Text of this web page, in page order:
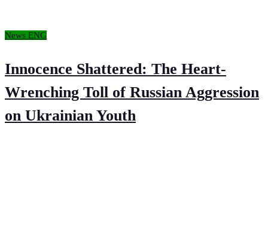
News ENG
Innocence Shattered: The Heart-
Wrenching Toll of Russian Aggression
on Ukrainian Youth